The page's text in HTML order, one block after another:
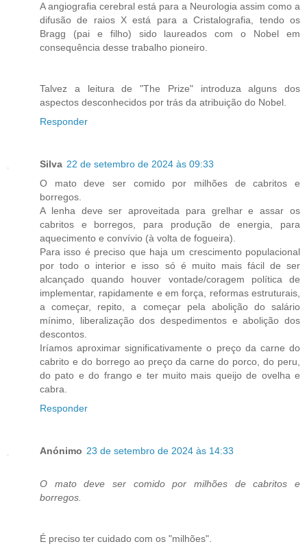
A angiografia cerebral está para a Neurologia assim como a
difusão de raios X está para a Cristalografia, tendo os
Bragg (pai e filho) sido laureados com o Nobel em
consequência desse trabalho pioneiro.
Talvez a leitura de "The Prize" introduza alguns dos
aspectos desconhecidos por trás da atribuição do Nobel.
Responder
Silva 22 de setembro de 2024 às 09:33
O mato deve ser comido por milhões de cabritos e
borregos.
A lenha deve ser aproveitada para grelhar e assar os
cabritos e borregos, para produção de energia, para
aquecimento e convívio (à volta de fogueira).
Para isso é preciso que haja um crescimento populacional
por todo o interior e isso só é muito mais fácil de ser
alcançado quando houver vontade/coragem política de
implementar, rapidamente e em força, reformas estruturais,
a começar, repito, a começar pela abolição do salário
mínimo, liberalização dos despedimentos e abolição dos
descontos.
Iríamos aproximar significativamente o preço da carne do
cabrito e do borrego ao preço da carne do porco, do peru,
do pato e do frango e ter muito mais queijo de ovelha e
cabra.
Responder
Anónimo 23 de setembro de 2024 às 14:33
O mato deve ser comido por milhões de cabritos e
borregos.
É preciso ter cuidado com os "milhões".